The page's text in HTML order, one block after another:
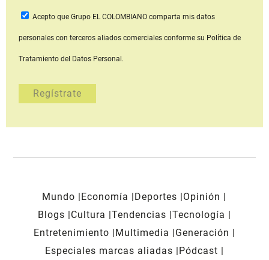
Acepto que Grupo EL COLOMBIANOcomparta mis datos
personales con terceros aliados comerciales conforme su Política de
Tratamiento del Datos Personal.
Mundo Economía Deportes
Opinión
Blogs
Cultura Tendencias Tecnología
Entretenimiento
Multimedia
Generación
Especiales marcas aliadas
Pódcast